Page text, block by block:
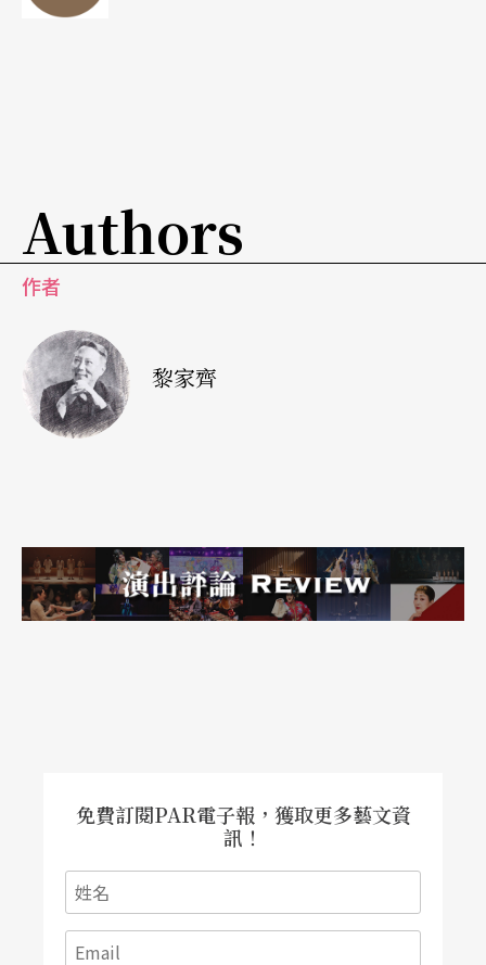
小劇場抗爭精神；然而相較於過去，今日的時空環
Authors
作者
黎家齊
免費訂閱PAR電子報，獲取更多藝文資
訊！